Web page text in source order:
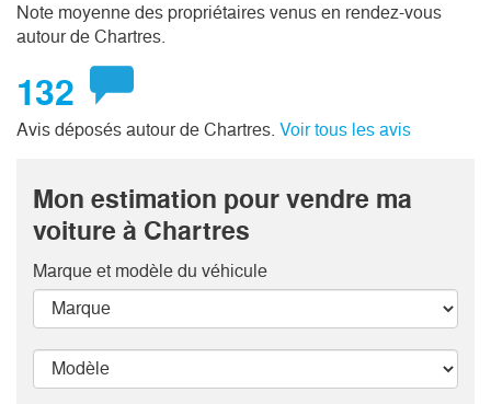
Note moyenne des propriétaires venus en rendez-vous
autour de Chartres.
132
Avis déposés autour de Chartres. Voir tous les avis
Mon estimation pour vendre ma
voiture à Chartres
Marque et modèle du véhicule